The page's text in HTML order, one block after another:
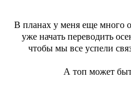
В планах у меня еще много
уже начать переводить
чтобы мы все успели
А топ может